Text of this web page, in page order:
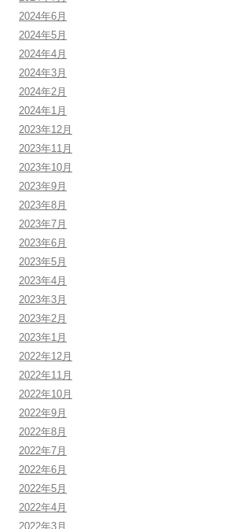
2024年6月
2024年5月
2024年4月
2024年3月
2024年2月
2024年1月
2023年12月
2023年11月
2023年10月
2023年9月
2023年8月
2023年7月
2023年6月
2023年5月
2023年4月
2023年3月
2023年2月
2023年1月
2022年12月
2022年11月
2022年10月
2022年9月
2022年8月
2022年7月
2022年6月
2022年5月
2022年4月
2022年3月